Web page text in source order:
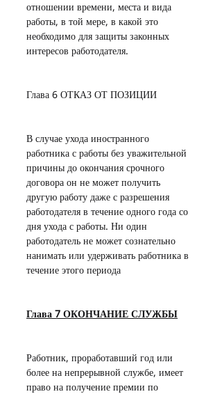
отношении времени, места и вида
работы, в той мере, в какой это
необходимо для защиты законных
интересов работодателя.
Глава 6 ОТКАЗ ОТ ПОЗИЦИИ
В случае ухода иностранного
работника с работы без уважительной
причины до окончания срочного
договора он не может получить
другую работу даже с разрешения
работодателя в течение одного года со
дня ухода с работы. Ни один
работодатель не может сознательно
нанимать или удерживать работника в
течение этого периода
Глава 7 ОКОНЧАНИЕ СЛУЖБЫ
Работник, проработавший год или
более на непрерывной службе, имеет
право на получение премии по